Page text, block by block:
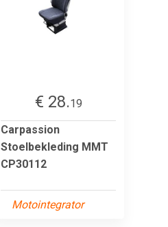
€ 28.19
Carpassion
Stoelbekleding MMT
CP30112
Motointegrator